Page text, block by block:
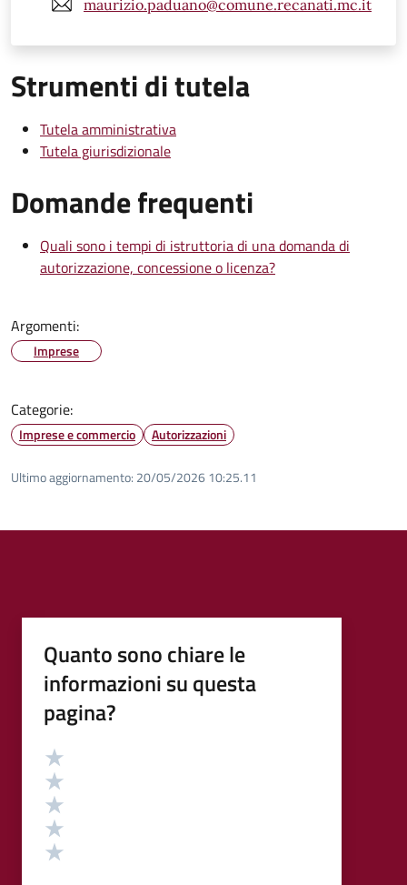
maurizio.paduano@comune.recanati.mc.it
Strumenti di tutela
Tutela amministrativa
Tutela giurisdizionale
Domande frequenti
Quali sono i tempi di istruttoria di una domanda di
autorizzazione, concessione o licenza?
Argomenti:
Imprese
Categorie:
Imprese e commercio Autorizzazioni
Ultimo aggiornamento: 20/05/2026 10:25.11
Quanto sono chiare le
informazioni su questa
pagina?
Valutazione